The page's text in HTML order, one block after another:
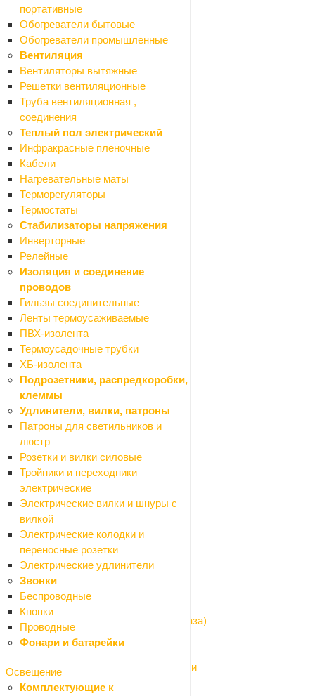
портативные
Обогреватели бытовые
Обогреватели промышленные
Вентиляция
Вентиляторы вытяжные
Решетки вентиляционные
Труба вентиляционная ,
соединения
Теплый пол электрический
Инфракрасные пленочные
Кабели
Нагревательные маты
Терморегуляторы
Термостаты
Стабилизаторы напряжения
Инверторные
Релейные
Изоляция и соединение
проводов
Гильзы соединительные
Ленты термоусаживаемые
ПВХ-изолента
Термоусадочные трубки
ХБ-изолента
Подрозетники, распредкоробки,
клеммы
Удлинители, вилки, патроны
Патроны для светильников и
люстр
Розетки и вилки силовые
Тройники и переходники
электрические
Электрические вилки и шнуры с
вилкой
Электрические колодки и
переносные розетки
Электрические удлинители
Звонки
Беспроводные
Кнопки
Проводные
Фонари и батарейки
Освещение
Комплектующие к
Смесители
Назад
Смесители
Смесители для биде
Смесители для ванной
Смесители для душа
Смесители для кухни
Смесители для раковины (кобра)
Комплектующие для смесителей
Стойки душевые
Ванны
Назад
Ванны
Экраны для ванн
Акриловые
Панели для экранов
Рамы для экранов
Санфаянс
Назад
Санфаянс
Биде
Крышки (сиденья) на унитаз
Писсуары
Раковины, умывальники
Унитазы компакт
Унитазы подвесные
Унитазы напольные (чаша "генуа")
Крепления для унитазов
Прокладки
Лента бордюрная для ванн
Водоснабжение и отопление
Водоснабжение и отопление
Котлы газовые и электрические
Водоснабжение
Назад
Водоснабжение
Водомеры и газовые счетчики
Гибкая подводка (шланги для воды и газа)
Запорная арматура
Изоляция для труб
Трубы и фитинги из нержавеющей стали
Трубы и фитинги металлопластик